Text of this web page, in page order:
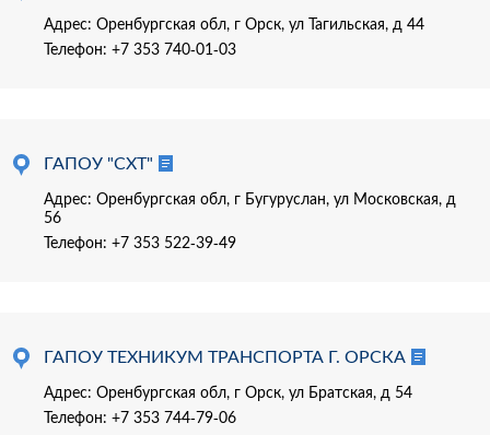
Адрес: Оренбургская обл, г Орск, ул Тагильская, д 44
Телефон: +7 353 740-01-03
ГАПОУ "СХТ"
Адрес: Оренбургская обл, г Бугуруслан, ул Московская, д
56
Телефон: +7 353 522-39-49
ГАПОУ ТЕХНИКУМ ТРАНСПОРТА Г. ОРСКА
Адрес: Оренбургская обл, г Орск, ул Братская, д 54
Телефон: +7 353 744-79-06